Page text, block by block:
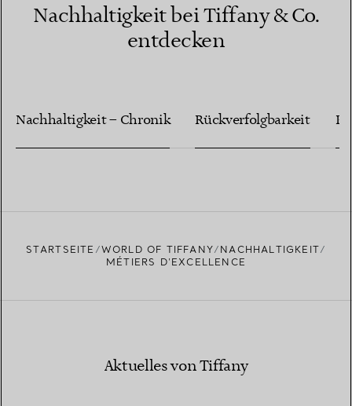
Nachhaltigkeit bei Tiffany & Co.
entdecken
Nachhaltigkeit – Chronik Rückverfolgbarkeit
STARTSEITE WORLD OF TIFFANY
NACHHALTIGKEIT
MÉTIERS D’EXCELLENCE
Aktuelles von Tiffany